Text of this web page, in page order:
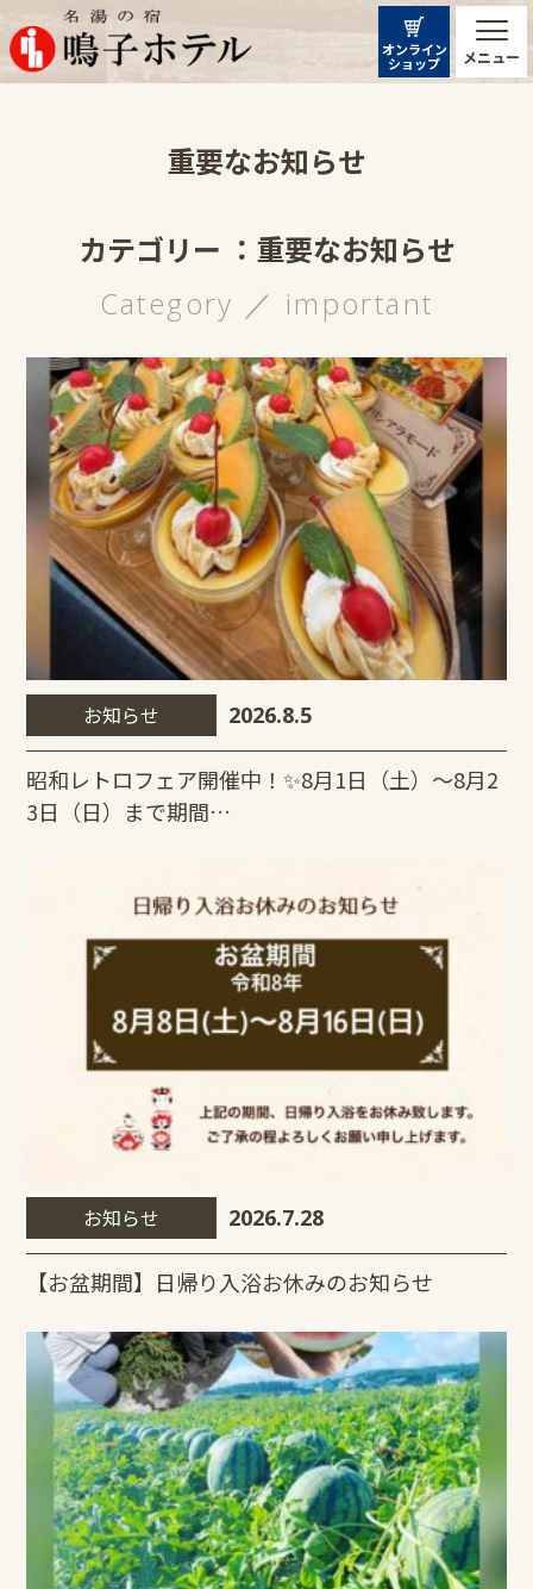
メニュー
オンライン
ショップ
重要なお知らせ
カテゴリー ：重要なお知らせ
Category ／ important
お知らせ 2026.8.5
昭和レトロフェア開催中！✨8月1日（土）～8月2
3日（日）まで期間…
お知らせ 2026.7.28
【お盆期間】日帰り入浴お休みのお知らせ